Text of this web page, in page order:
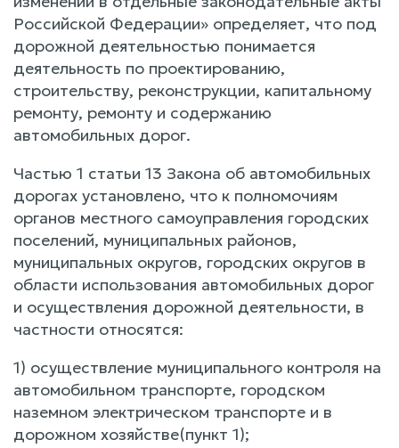
Российской Федерации» определяет, что под
дорожной деятельностью понимается
деятельность по проектированию,
строительству, реконструкции, капитальному
ремонту, ремонту и содержанию
автомобильных дорог.
Частью 1 статьи 13 Закона об автомобильных
дорогах установлено, что к полномочиям
органов местного самоуправления городских
поселений, муниципальных районов,
муниципальных округов, городских округов в
области использования автомобильных дорог
и осуществления дорожной деятельности, в
частности относятся:
1) осуществление муниципального контроля на
автомобильном транспорте, городском
наземном электрическом транспорте и в
дорожном хозяйстве(пункт 1);